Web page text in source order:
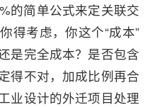
的简单公式来定关联交
得考虑，你这个“成本”
是完全成本？是否包含
得不对，加成比例再合
业设计的外迁项目处理